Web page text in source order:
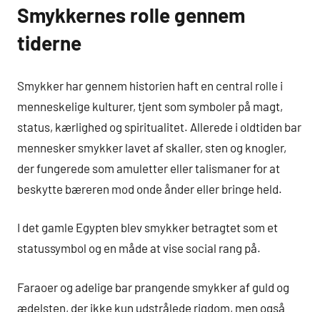
Smykkernes rolle gennem
tiderne
Smykker har gennem historien haft en central rolle i
menneskelige kulturer, tjent som symboler på magt,
status, kærlighed og spiritualitet. Allerede i oldtiden bar
mennesker smykker lavet af skaller, sten og knogler,
der fungerede som amuletter eller talismaner for at
beskytte bæreren mod onde ånder eller bringe held.
I det gamle Egypten blev smykker betragtet som et
statussymbol og en måde at vise social rang på.
Faraoer og adelige bar prangende smykker af guld og
ædelsten, der ikke kun udstrålede rigdom, men også